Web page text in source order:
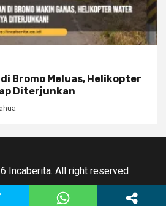
Bromo Meluas, Helikopter
Diterjunkan
Incaberita. All right reserved